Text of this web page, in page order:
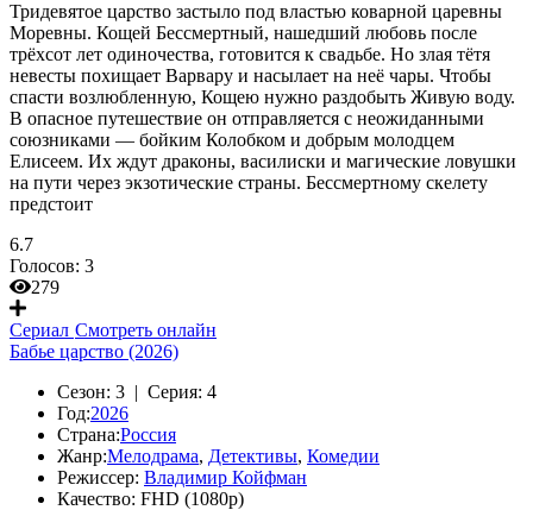
Тридевятое царство застыло под властью коварной царевны
Моревны. Кощей Бессмертный, нашедший любовь после
трёхсот лет одиночества, готовится к свадьбе. Но злая тётя
невесты похищает Варвару и насылает на неё чары. Чтобы
спасти возлюбленную, Кощею нужно раздобыть Живую воду.
В опасное путешествие он отправляется с неожиданными
союзниками — бойким Колобком и добрым молодцем
Елисеем. Их ждут драконы, василиски и магические ловушки
на пути через экзотические страны. Бессмертному скелету
предстоит
6.7
Голосов: 3
279
Сериал Смотреть онлайн
Бабье царство (2026)
Сезон: 3 | Серия: 4
Год:2026
Страна:Россия
Жанр:Мелодрама, Детективы, Комедии
Режиссер: Владимир Койфман
Качество: FHD (1080p)